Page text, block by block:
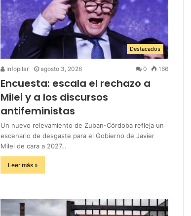
Destacados
infopilar agosto 3, 2026 0 166
Encuesta: escala el rechazo a
Milei y a los discursos
antifeministas
Un nuevo relevamiento de Zuban-Córdoba refleja un
escenario de desgaste para el Gobierno de Javier
Milei de cara a 2027…
Leer más »